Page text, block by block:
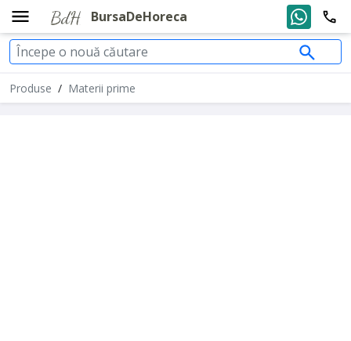
BursaDeHoreca
Produse / Materii prime